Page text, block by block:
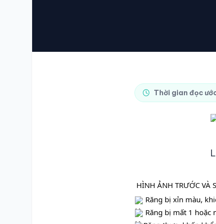
Thời gian đọc
HÌNH ẢNH TRƯỚC VÀ
Răng bị xỉn màu,
Răng bị mất 1 hoặc